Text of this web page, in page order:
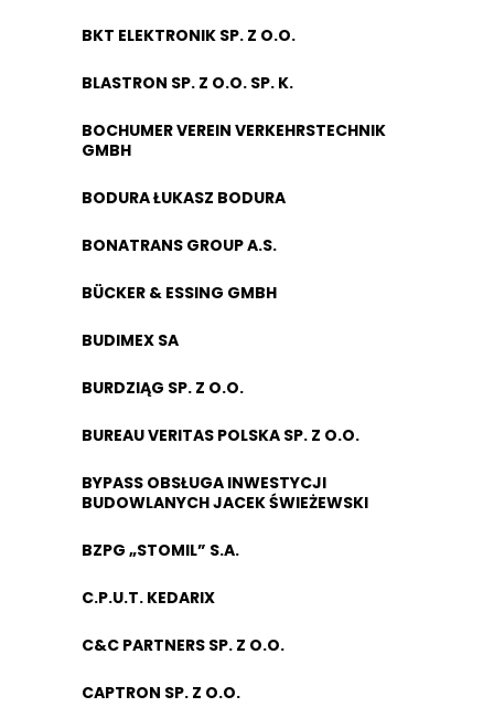
BKT ELEKTRONIK SP. Z O.O.
BLASTRON SP. Z O.O. SP. K.
BOCHUMER VEREIN VERKEHRSTECHNIK
GMBH
BODURA ŁUKASZ BODURA
BONATRANS GROUP A.S.
BÜCKER & ESSING GMBH
BUDIMEX SA
BURDZIĄG SP. Z O.O.
BUREAU VERITAS POLSKA SP. Z O.O.
BYPASS OBSŁUGA INWESTYCJI
BUDOWLANYCH JACEK ŚWIEŻEWSKI
BZPG „STOMIL” S.A.
C.P.U.T. KEDARIX
C&C PARTNERS SP. Z O.O.
CAPTRON SP. Z O.O.